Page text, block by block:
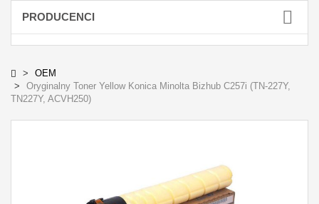
PRODUCENCI
OEM
Oryginalny Toner Yellow Konica Minolta Bizhub C257i (TN-227Y,
TN227Y, ACVH250)